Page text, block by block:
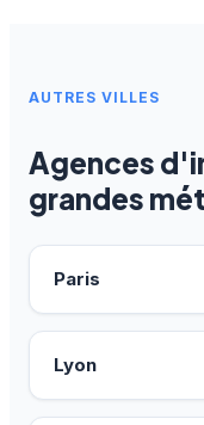
AUTRES VILLES
Agences
grandes
Paris
Lyon